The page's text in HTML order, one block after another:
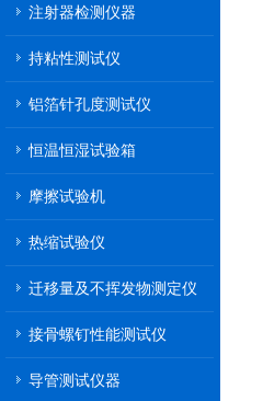
注射器检测仪器
持粘性测试仪
铝箔针孔度测试仪
恒温恒湿试验箱
摩擦试验机
热缩试验仪
迁移量及不挥发物测定仪
接骨螺钉性能测试仪
导管测试仪器